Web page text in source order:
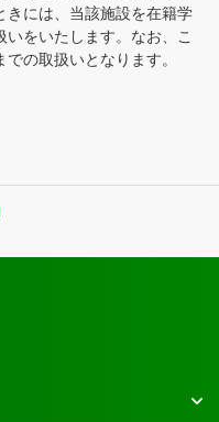
きには、当該施設を在籍学
をいたします。なお、こ
の取扱いとなります。